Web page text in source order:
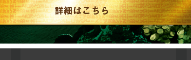
【2026年7月】告知解
禁された新作一…